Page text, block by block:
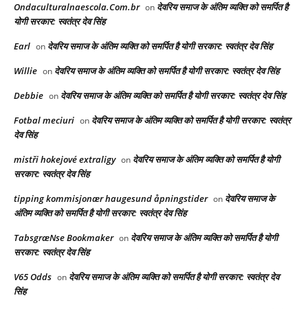
Ondaculturalnaescola.Com.br on देवरिय समाज के अंतिम व्यक्ति को समर्पित है
योगी सरकार: स्वतंत्र देव सिंह
Earl on देवरिय समाज के अंतिम व्यक्ति को समर्पित है योगी सरकार: स्वतंत्र देव सिंह
Willie on देवरिय समाज के अंतिम व्यक्ति को समर्पित है योगी सरकार: स्वतंत्र देव सिंह
Debbie on देवरिय समाज के अंतिम व्यक्ति को समर्पित है योगी सरकार: स्वतंत्र देव सिंह
Fotbal meciuri on देवरिय समाज के अंतिम व्यक्ति को समर्पित है योगी सरकार: स्वतंत्र
देव सिंह
mistři hokejové extraligy on देवरिय समाज के अंतिम व्यक्ति को समर्पित है योगी
सरकार: स्वतंत्र देव सिंह
tipping kommisjonær haugesund åpningstider on देवरिय समाज के
अंतिम व्यक्ति को समर्पित है योगी सरकार: स्वतंत्र देव सिंह
TabsgræNse Bookmaker on देवरिय समाज के अंतिम व्यक्ति को समर्पित है योगी
सरकार: स्वतंत्र देव सिंह
V65 Odds on देवरिय समाज के अंतिम व्यक्ति को समर्पित है योगी सरकार: स्वतंत्र देव
सिंह